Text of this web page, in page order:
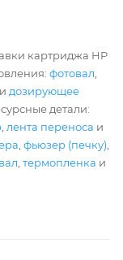
картриджа HP
фотовал
и дозирующее
детали:
лента переноса и
фьюзер (печку)
термопленка и